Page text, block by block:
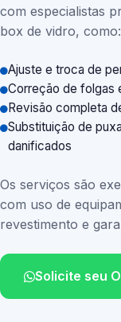
com especialistas
box de vidro, como:
Ajuste e troca de
Correção de folgas
Revisão completa
Substituição de
danificados
Os serviços são
com uso de
revestimento e
Solicite seu